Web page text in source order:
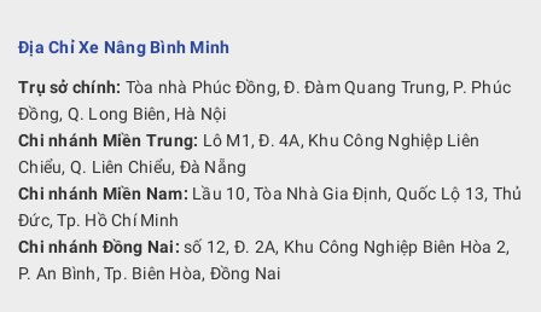
Địa Chỉ Xe Nâng Bình Minh
Trụ sở chính: Tòa nhà Phúc Đồng, Đ. Đàm Quang Trung, P. Phúc
Đồng, Q. Long Biên, Hà Nội
Chi nhánh Miền Trung: Lô M1, Đ. 4A, Khu Công Nghiệp Liên
Chiểu, Q. Liên Chiểu, Đà Nẵng
Chi nhánh Miền Nam: Lầu 10, Tòa Nhà Gia Định, Quốc Lộ 13, Thủ
Đức, Tp. Hồ Chí Minh
Chi nhánh Đồng Nai: số 12, Đ. 2A, Khu Công Nghiệp Biên Hòa 2,
P. An Bình, Tp. Biên Hòa, Đồng Nai